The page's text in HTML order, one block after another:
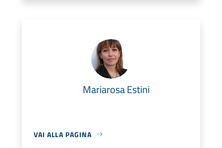
Mariarosa Estini
VAI ALLA PAGINA